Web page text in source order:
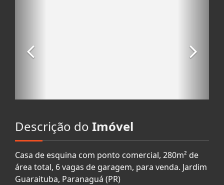
Descrição do Imóvel
Casa de esquina com ponto comercial, 280m² de
área total, 6 vagas de garagem, para venda. Jardim
Guaraituba, Paranaguá (PR)